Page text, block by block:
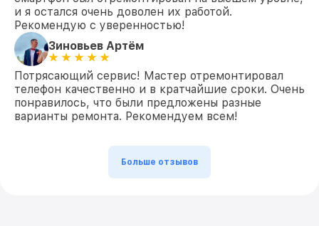
и я остался очень доволен их работой.
Рекомендую с уверенностью!
Зиновьев Артём
Потрясающий сервис! Мастер отремонтировал
телефон качественно и в кратчайшие сроки. Очень
понравилось, что были предложены разные
варианты ремонта. Рекомендуем всем!
Больше отзывов